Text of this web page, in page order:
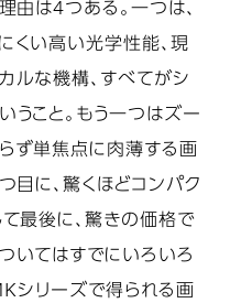
由は4つある。一つは、
くい高い光学性能、現
ルな機構、すべてがシ
うこと。もう一つはズー
ず単焦点に肉薄する画
目に、驚くほどコンパク
て最後に、驚きの価格で
いてはすでにいろいろ
シリーズで得られる画